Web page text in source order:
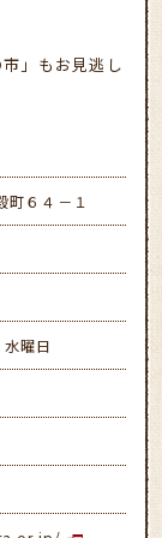
」もお見逃し
６４－１
曜日